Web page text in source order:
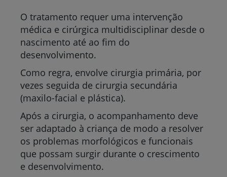
O tratamento requer uma intervenção
médica e cirúrgica multidisciplinar desde o
nascimento até ao fim do
desenvolvimento.
Como regra, envolve cirurgia primária, por
vezes seguida de cirurgia secundária
(maxilo-facial e plástica).
Após a cirurgia, o acompanhamento deve
ser adaptado à criança de modo a resolver
os problemas morfológicos e funcionais
que possam surgir durante o crescimento
e desenvolvimento.